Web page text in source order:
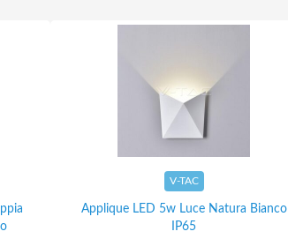
V-TAC
Applique LED 5w Luce Natura Bianco
IP65